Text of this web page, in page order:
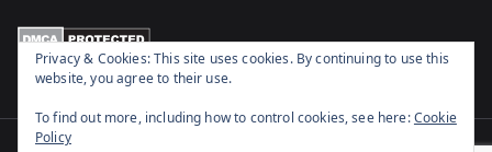
Privacy & Cookies: This site uses cookies. By continuing to use this
website, you agree to their use.
To find out more, including how to control cookies, see here:Cookie
Policy